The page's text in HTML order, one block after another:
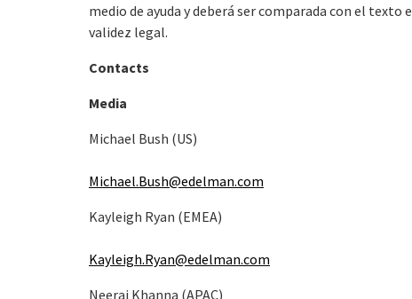
medio de ayuda y deberá ser comparada con el
validez legal.
Contacts
Media
Michael Bush (US)
Michael.Bush@edelman.com
Kayleigh Ryan (EMEA)
Kayleigh.Ryan@edelman.com
Neeraj Khanna (APAC)